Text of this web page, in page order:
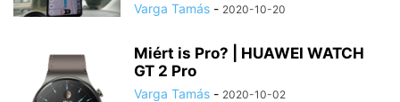
Varga Tamás - 2020-10-20
Miért is Pro? | HUAWEI WATCH
GT 2 Pro
Varga Tamás - 2020-10-02